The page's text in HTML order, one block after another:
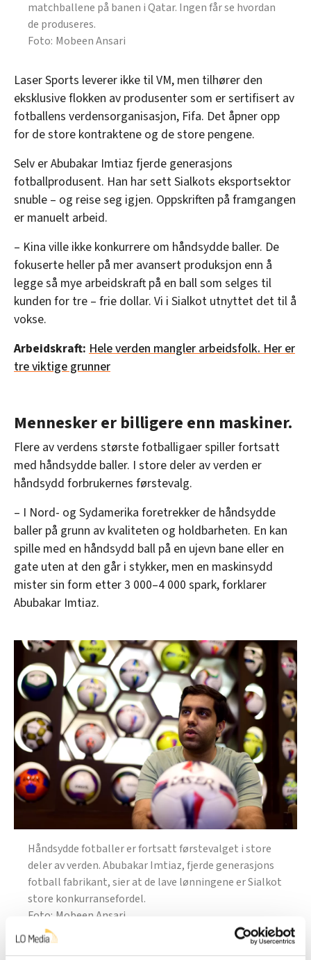
matchballene på banen i Qatar. Ingen får se hvordan
de produseres.
Mobeen Ansari
Laser Sports leverer ikke til VM, men tilhører den
eksklusive flokken av produsenter som er sertifisert av
fotballens verdensorganisasjon, Fifa. Det åpner opp
for de store kontraktene og de store pengene.
Selv er Abubakar Imtiaz fjerde generasjons
fotballprodusent. Han har sett Sialkots eksportsektor
snuble – og reise seg igjen. Oppskriften på framgangen
er manuelt arbeid.
– Kina ville ikke konkurrere om håndsydde baller. De
fokuserte heller på mer avansert produksjon enn å
legge så mye arbeidskraft på en ball som selges til
kunden for tre – frie dollar. Vi i Sialkot utnyttet det til å
vokse.
Arbeidskraft: Hele verden mangler arbeidsfolk. Her er
tre viktige grunner
Mennesker er billigere enn maskiner.
Flere av verdens største fotballigaer spiller fortsatt
med håndsydde baller. I store deler av verden er
håndsydd forbrukernes førstevalg.
– I Nord- og Sydamerika foretrekker de håndsydde
baller på grunn av kvaliteten og holdbarheten. En kan
spille med en håndsydd ball på en ujevn bane eller en
gate uten at den går i stykker, men en maskinsydd
mister sin form etter 3 000–4 000 spark, forklarer
Abubakar Imtiaz.
Håndsydde fotballer er fortsatt førstevalget i store
deler av verden. Abubakar Imtiaz, fjerde generasjons
fotball fabrikant, sier at de lave lønningene er Sialkot
store konkurransefordel.
Mobeen Ansari
Ordet fabrikk fører tankene til automatisering, men